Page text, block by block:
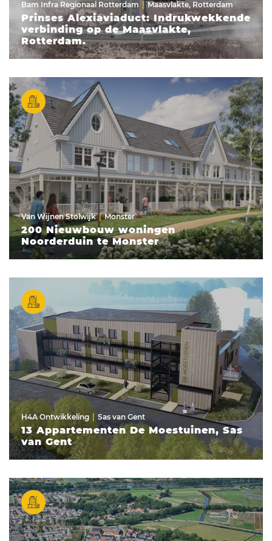
Bam Infra Regionaal Rotterdam Maasvlakte, Rotterdam
Prinses Alexiaviaduct: Indrukwekkende
verbinding op de Maasvlakte,
Rotterdam.
Van Wijnen Stolwijk Monster
200 Nieuwbouw woningen
Noorderduin te Monster
H4A Ontwikkeling Sas van Gent
13 Appartementen De Moestuinen, Sas
van Gent